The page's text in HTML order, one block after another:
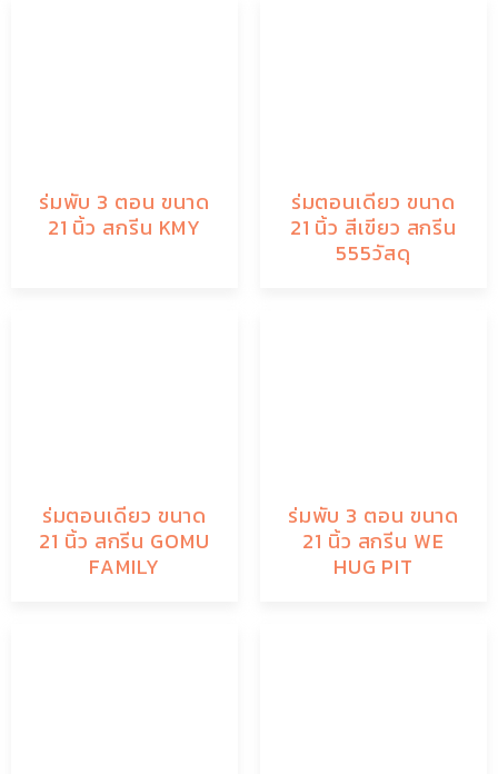
ร่มพับ 3 ตอน ขนาด
21 นิ้ว สกรีน KMY
ร่มตอนเดียว ขนาด
21 นิ้ว สีเขียว สกรีน
555วัสดุ
ร่มตอนเดียว ขนาด
21 นิ้ว สกรีน GOMU
FAMILY
ร่มพับ 3 ตอน ขนาด
21 นิ้ว สกรีน WE
HUG PIT